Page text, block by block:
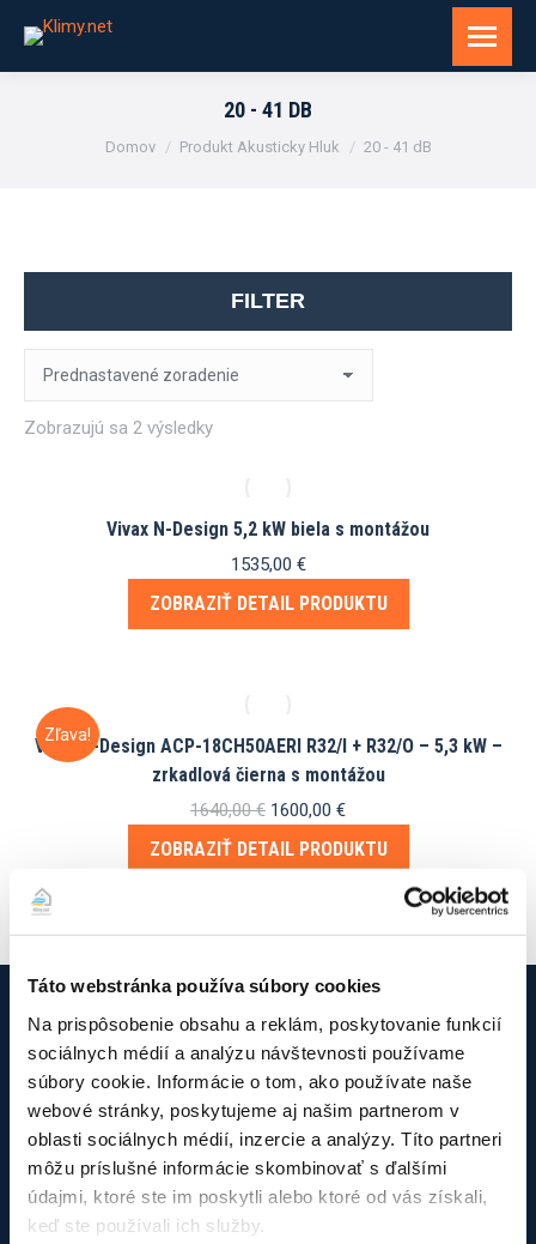
Táto webstránka používa súbory cookies
Na prispôsobenie obsahu a reklám, poskytovanie funkcií
sociálnych médií a analýzu návštevnosti používame
súbory cookie. Informácie o tom, ako používate naše
webové stránky, poskytujeme aj našim partnerom v
oblasti sociálnych médií, inzercie a analýzy. Títo partneri
môžu príslušné informácie skombinovať s ďalšími
údajmi, ktoré ste im poskytli alebo ktoré od vás získali,
keď ste používali ich služby.
20 - 41 DB
You are here:
Domov Produkt Akusticky Hluk 20 - 41 dB
Zobrazujú sa 2 výsledky
Vivax N-Design 5,2 kW biela s montážou
1535,00 €
ZOBRAZIŤ DETAIL PRODUKTU
Zľava!
Vivax R-Design ACP-18CH50AERI R32/I + R32/O – 5,3 kW –
zrkadlová čierna s montážou
1640,00€ Pôvodná
cena
bola:
1600,00 €Aktuálna
cena
je:
1600,00 €.
ZOBRAZIŤ DETAIL PRODUKTU
FILTER
O firme Klimy.net
Sme tu pre Vás už viac ako 12 rokov, ak potrebujete
profesionálnu montáž alebo servis klimatizácií a tepelných
čerpadiel. Pôsobíme v Bratislavskom a Trnavskom kraji (iné
oblasti podľa dohody). Pridajte sa k našim spokojným
zákazníkom aj Vy. Sme Klimy.net – poradíme, namontujete a